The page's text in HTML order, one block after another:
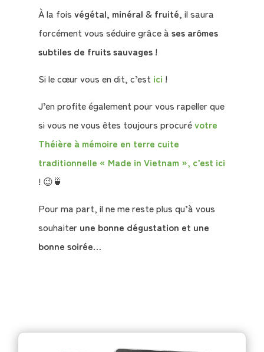
Qui
sommes-
?
Témoignages
E-
books
La
Boutique
À la fois végétal, minéral & fruité, il saura
forcément vous séduire grâce à ses arômes
subtiles de fruits sauvages!
Si le cœur vous en dit, c’est ici !
J’en profite également pour vous rapeller que
si vous ne vous êtes toujours procurévotre
Théière à mémoire en terre cuite
traditionnelle « Made in Vietnam », c’est ici
! 😉🍵
Pour ma part, il ne me reste plus qu’à vous
souhaiter une bonne dégustation et une
bonne soirée…